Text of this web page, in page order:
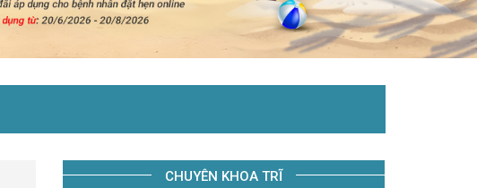
CHUYÊN KHOA TRĨ